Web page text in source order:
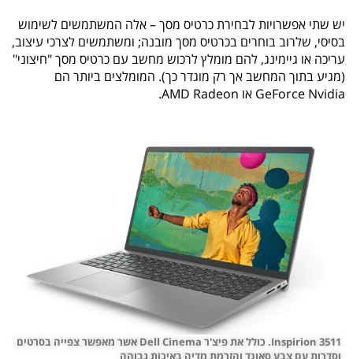
יש שתי אפשרויות לבחירת כרטיס מסך – אלה המשתמשים לשימוש
בסיסי, שלרוב בוחרים בכרטיס מסך מובנה; ומשתמשים לצרכי עיצוב,
עריכה או גיימינג, להם מומלץ לרכוש מחשב עם כרטיס מסך "חיצוני"
(מגיע בתוך המחשב אך רק מוגדר כך). המומלצים ביותר הם
GeForce Nvidia או AMD Radeon.
Inspirion 3511. כולל את פיצ'ר Dell Cinema אשר מאפשר צפייה בסרטים
וסדרות עם צבע סאונד והזרמת מדיה באיכות גבוהה